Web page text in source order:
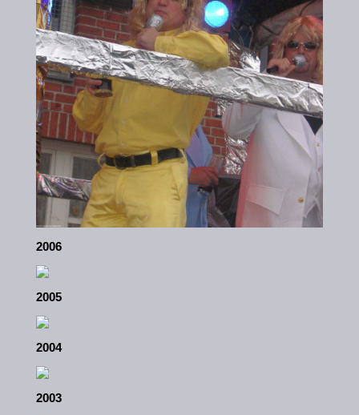
2006
2005
2004
2003